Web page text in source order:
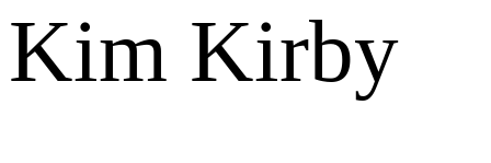
Kim Kirby